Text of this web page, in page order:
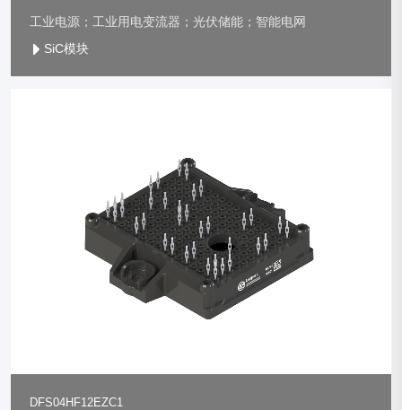
工业电源；工业用电变流器；光伏储能；智能电网
SiC模块
DFS04HF12EZC1